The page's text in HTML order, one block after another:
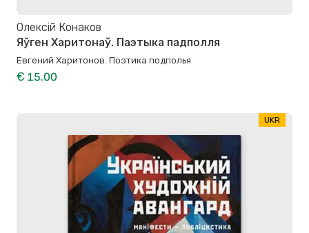
Олексій Конаков
Яўген Харитонаў. Паэтыка падполля
Евгений Харитонов. Поэтика подполья
€ 15.00
UKR